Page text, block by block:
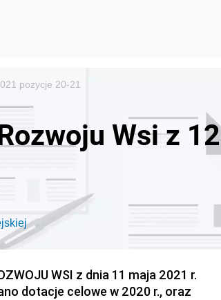
pozycje 20-21
Wsi z 12
WSI z dnia 11 maja 2021 r.
dotacje celowe w 2020 r., oraz